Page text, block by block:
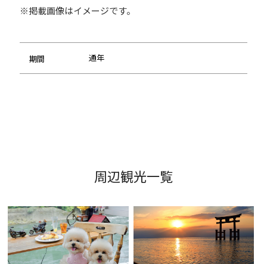
※掲載画像はイメージです。
期間 通年
周辺観光一覧